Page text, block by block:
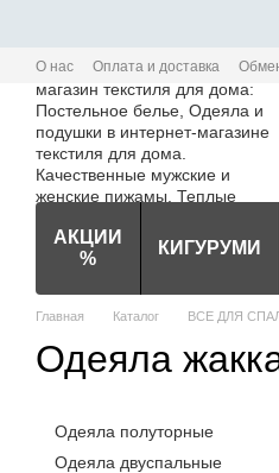
О нас Оплата и доставка
Политика конфиденциальности
АКЦИИ
%
КИГУРУМИ
Главная Каталог ВСЕ ДЛЯ
Одеяла
Одеяла полуторные
Одеяла двуспальные